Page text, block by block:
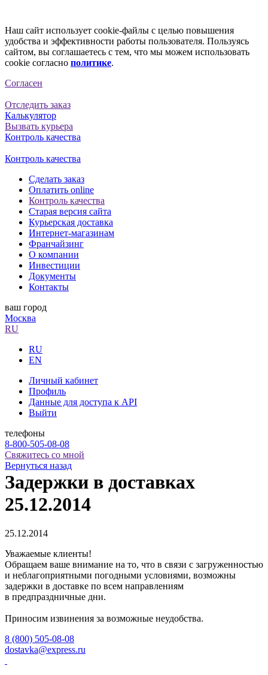
Наш сайт использует cookie-файлы с целью повышения
удобства и эффективности работы пользователя. Пользуясь
сайтом, вы соглашаетесь с тем, что мы можем использовать
cookie согласно политике.
Согласен
Отследить заказ
Калькулятор
Вызвать курьера
Контроль качества
Контроль качества
Сделать заказ
Оплатить online
Контроль качества
Старая версия сайта
Курьерская доставка
Интернет-магазинам
Франчайзинг
О компании
Инвестиции
Документы
Контакты
ваш город
Москва
RU
RU
EN
Личный кабинет
Профиль
Данные для доступа к API
Выйти
телефоны
8-800-505-08-08
Свяжитесь со мной
Вернуться назад
Задержки в доставках
25.12.2014
25.12.2014
Уважаемые клиенты!
Обращаем ваше внимание на то, что в связи с загруженностью
и неблагоприятными погодными условиями, возможны
задержки в доставке по всем направлениям
в предпраздничные дни.
Приносим извинения за возможные неудобства.
8 (800) 505-08-08
dostavka@express.ru